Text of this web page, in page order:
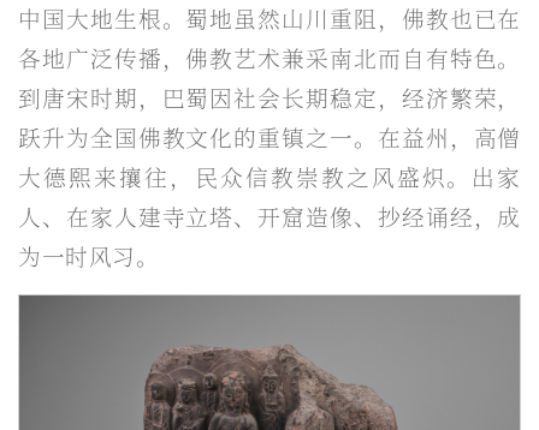
中国大地生根。蜀地虽然山川重阻，佛教也已在
各地广泛传播，佛教艺术兼采南北而自有特色。
到唐宋时期，巴蜀因社会长期稳定，经济繁荣，
跃升为全国佛教文化的重镇之一。在益州，高僧
大德熙来攘往，民众信教崇教之风盛炽。出家
人、在家人建寺立塔、开窟造像、抄经诵经，成
为一时风习。